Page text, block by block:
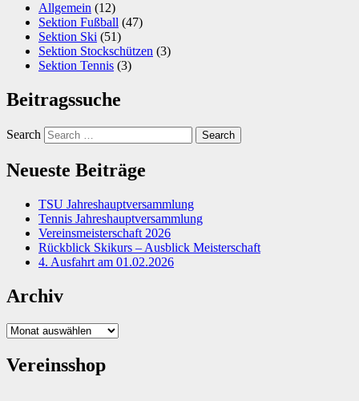
Allgemein (12)
Sektion Fußball (47)
Sektion Ski (51)
Sektion Stockschützen (3)
Sektion Tennis (3)
Beitragssuche
Search
Neueste Beiträge
TSU Jahreshauptversammlung
Tennis Jahreshauptversammlung
Vereinsmeisterschaft 2026
Rückblick Skikurs – Ausblick Meisterschaft
4. Ausfahrt am 01.02.2026
Archiv
Archiv
Vereinsshop